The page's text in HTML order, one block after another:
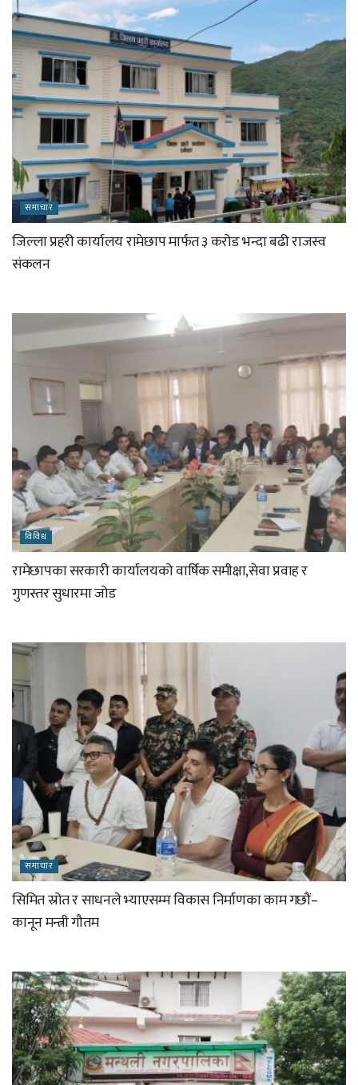
समाचार
जिल्ला प्रहरी कार्यालय रामेछाप मार्फत ३ करोड भन्दा बढी राजस्व
संकलन
विविध
रामेछापका सरकारी कार्यालयको वार्षिक समीक्षा,सेवा प्रवाह र
गुणस्तर सुधारमा जोड
समाचार
सिमित स्रोत र साधनले भ्याएसम्म विकास निर्माणका काम गछौं–
कानून मन्त्री गौतम